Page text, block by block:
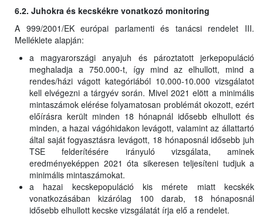
6.2. Juhokra és kecskékre vonatkozó monitoring
A 999/2001/EK európai parlamenti és tanácsi rendelet III.
Melléklete alapján:
a magyarországi anyajuh és pároztatott jerkepopuláció
meghaladja a 750.000-t, így mind az elhullott, mind a
rendes/házi vágott kategóriából 10.000-10.000 vizsgálatot
kell elvégezni a tárgyév során. Mivel 2021 elött a minimális
mintaszámok elérése folyamatosan problémát okozott, ezért
előírásra került minden 18 hónapnál idősebb elhullott és
minden, a hazai vágóhidakon levágott, valamint az állattartó
által saját fogyasztásra levágott, 18 hónaposnál idősebb juh
TSE felderítésére irányuló vizsgálata, aminek
eredményeképpen 2021 óta sikeresen teljesíteni tudjuk a
minimális mintaszámokat.
a hazai kecskepopuláció kis mérete miatt kecskék
vonatkozásában kizárólag 100 darab, 18 hónaposnál
idősebb elhullott kecske vizsgálatát írja elő a rendelet.